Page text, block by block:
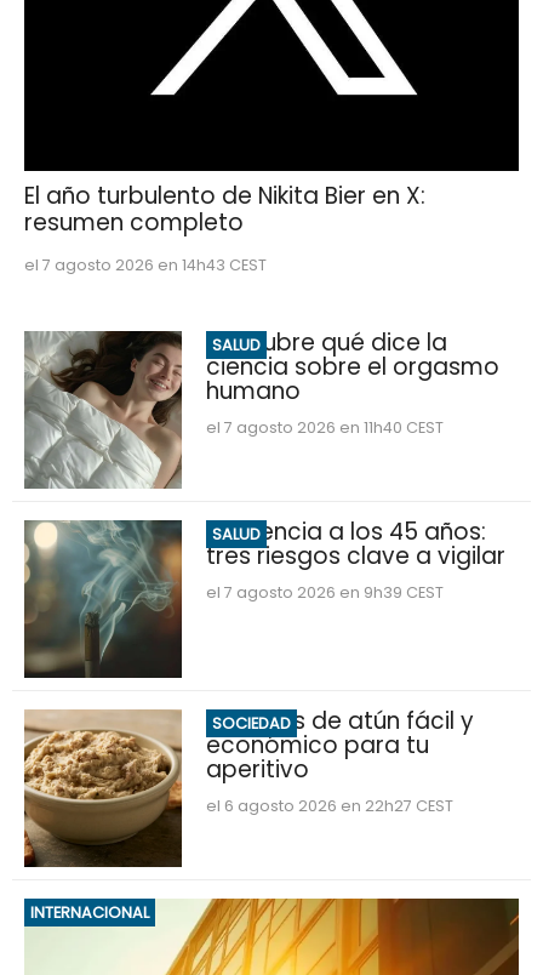
El año turbulento de Nikita Bier en X:
resumen completo
el 7 agosto 2026 en 14h43 CEST
SALUD
Descubre qué dice la
ciencia sobre el orgasmo
humano
el 7 agosto 2026 en 11h40 CEST
SALUD
Demencia a los 45 años:
tres riesgos clave a vigilar
el 7 agosto 2026 en 9h39 CEST
SOCIEDAD
Hummus de atún fácil y
económico para tu
aperitivo
el 6 agosto 2026 en 22h27 CEST
INTERNACIONAL